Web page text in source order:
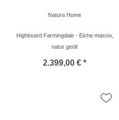
Natura Home
Highboard Farmingdale - Eiche massiv,
natur geölt
2.399,00 € *